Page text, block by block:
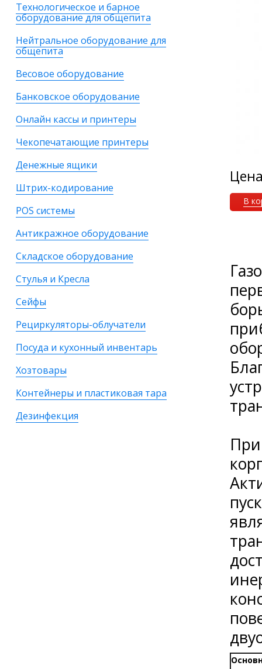
Технологическое и барное
оборудование для общепита
Нейтральное оборудование для
общепита
Весовое оборудование
Банковское оборудование
Онлайн кассы и принтеры
Чекопечатающие принтеры
Денежные ящики
Штрих-кодирование
POS системы
Антикражное оборудование
Складское оборудование
Стулья и Кресла
Сейфы
Рециркуляторы-облучатели
Посуда и кухонный инвентарь
Хозтовары
Контейнеры и пластиковая тара
Дезинфекция
В